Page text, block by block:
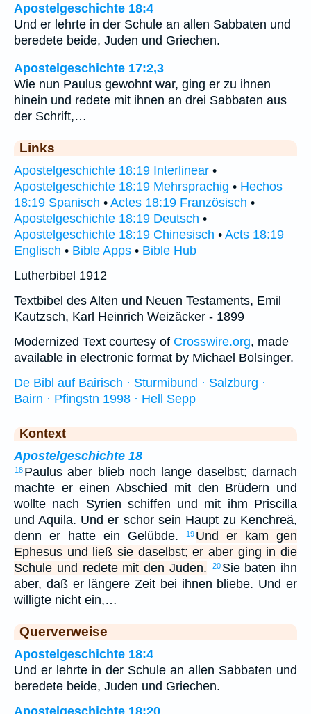
Apostelgeschichte 18:4
Und er lehrte in der Schule an allen Sabbaten und
beredete beide, Juden und Griechen.
Apostelgeschichte 17:2,3
Wie nun Paulus gewohnt war, ging er zu ihnen
hinein und redete mit ihnen an drei Sabbaten aus
der Schrift,…
Links
Apostelgeschichte 18:19 Interlinear •
Apostelgeschichte 18:19 Mehrsprachig • Hechos
18:19 Spanisch • Actes 18:19 Französisch •
Apostelgeschichte 18:19 Deutsch •
Apostelgeschichte 18:19 Chinesisch • Acts 18:19
Englisch • Bible Apps • Bible Hub
Lutherbibel 1912
Textbibel des Alten und Neuen Testaments, Emil
Kautzsch, Karl Heinrich Weizäcker - 1899
Modernized Text courtesy of Crosswire.org, made
available in electronic format by Michael Bolsinger.
De Bibl auf Bairisch · Sturmibund · Salzburg ·
Bairn · Pfingstn 1998 · Hell Sepp
Kontext
Apostelgeschichte 18
18 Paulus aber blieb noch lange daselbst; darnach
machte er einen Abschied mit den Brüdern und
wollte nach Syrien schiffen und mit ihm Priscilla
und Aquila. Und er schor sein Haupt zu Kenchreä,
denn er hatte ein Gelübde.
19 Und er kam gen
Ephesus und ließ sie daselbst; er aber ging in die
Schule und redete mit den Juden.
20 Sie baten ihn
aber, daß er längere Zeit bei ihnen bliebe. Und er
willigte nicht ein,…
Querverweise
Apostelgeschichte 18:4
Und er lehrte in der Schule an allen Sabbaten und
beredete beide, Juden und Griechen.